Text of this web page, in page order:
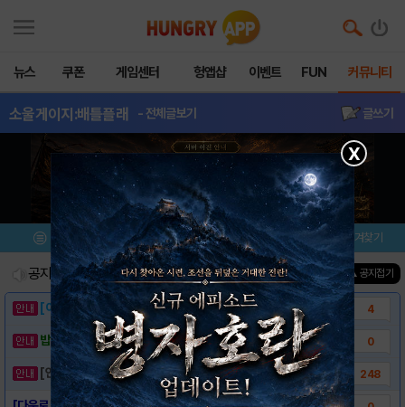
뉴스 쿠폰 게임센터 헝앱샵 이벤트 FUN 커뮤니티
소울게이지:배틀플래 - 전체글보기 글쓰기
메뉴 이벤트/미션 설치/평가 즐겨찾기
공지사항 진행중인 이벤트0건 ▲ 공지접기
[이벤트] 웃음으로 매일매일 해피! 유머 게시.. 4
밥알이의 헝앱통신 ⑲ “밥알이, 드디어 멀티를.. 0
[안내] 헝그리앱 필수 상식! 밥알 획득 안내.. 248
X